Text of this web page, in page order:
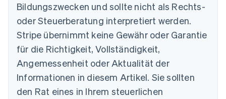
Bildungszwecken und sollte nicht als Rechts-
oder Steuerberatung interpretiert werden.
Stripe übernimmt keine Gewähr oder Garantie
für die Richtigkeit, Vollständigkeit,
Angemessenheit oder Aktualität der
Informationen in diesem Artikel. Sie sollten
den Rat eines in Ihrem steuerlichen
Australien
English
Nederlands FrançaisDeutschEnglish
Brasilien
English
Bulgarien
English
Dänemark